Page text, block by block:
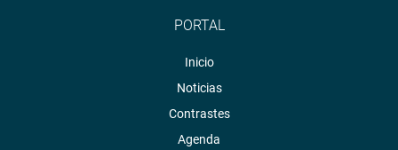
PORTAL
Inicio
Noticias
Contrastes
Agenda